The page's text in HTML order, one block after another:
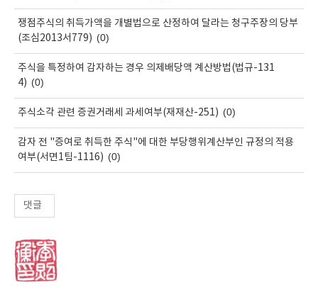
쟁점주식의 취득가액을 개별법으로 산정하여 달라는 청구주장의 당부
(조심2013서779) (0)
주식을 특정하여 감자하는 경우 의제배당액 계산방법(법규-131
4) (0)
주식소각 관련 증권거래세 과세여부(재재산-251) (0)
감자 전 "증여로 취득한 주식"에 대한 부당행위계산부인 규정의 적용
여부(서면1팀-1116) (0)
댓글